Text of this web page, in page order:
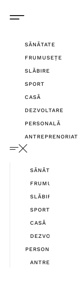
SĂNĂTATE
FRUMUSEȚE
SLĂBIRE
SPORT
CASĂ
DEZVOLTARE
PERSONALĂ
ANTREPRENORIAT
SĂNĂTATE
FRUMUSEȚE
SLĂBIRE
SPORT
CASĂ
DEZVOLTARE
PERSONALĂ
ANTREPRENORIAT